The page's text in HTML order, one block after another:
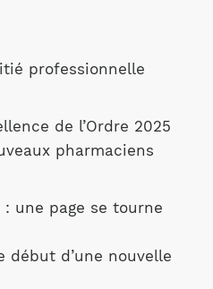
professionnelle
de l’Ordre 2025
pharmaciens
une page se tourne
début d’une nouvelle